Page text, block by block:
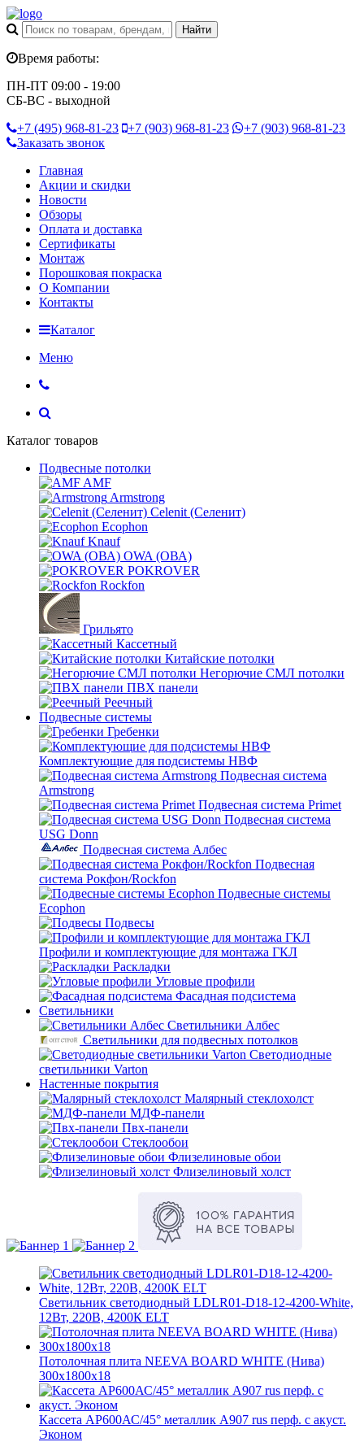
Время работы:
ПН-ПТ 09:00 - 19:00
СБ-ВС - выходной
+7 (495) 968-81-23 +7 (903) 968-81-23 +7 (903) 968-81-23
Заказать звонок
Главная
Акции и скидки
Новости
Обзоры
Оплата и доставка
Сертификаты
Монтаж
Порошковая покраска
О Компании
Контакты
Каталог
Меню
Каталог товаров
Подвесные потолки
AMF
Armstrong
Celenit (Селенит)
Ecophon
Knauf
OWA (ОВА)
POKROVER
Rockfon
Грильято
Кассетный
Китайские потолки
Негорючие СМЛ потолки
ПВХ панели
Реечный
Подвесные системы
Гребенки
Комплектующие для подсистемы НВФ
Подвесная система
Armstrong
Подвесная система Primet
Подвесная система
USG Donn
Подвесная система Албес
Подвесная
система Рокфон/Rockfon
Подвесные системы
Ecophon
Подвесы
Профили и комплектующие для монтажа ГКЛ
Раскладки
Угловые профили
Фасадная подсистема
Светильники
Светильники Албес
Светильники для подвесных потолков
Светодиодные
светильники Varton
Настенные покрытия
Малярный стеклохолст
МДФ-панели
Пвх-панели
Стеклообои
Флизелиновые обои
Флизелиновый холст
Светильник светодиодный LDLR01-D18-12-4200-White,
12Вт, 220В, 4200К ELT
Потолочная плита NEEVA BOARD WHITE (Нива)
300x1800x18
Кассета AP600АС/45° металлик А907 rus перф. с акуст.
Эконом